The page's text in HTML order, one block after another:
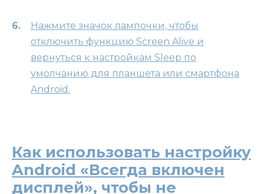
Нажмите значок лампочки, чтобы
отключить функцию Screen Alive и
вернуться к настройкам Sleep по
умолчанию для планшета или смартфона
Android.
Как использовать настройку
Android «Всегда включен
дисплей», чтобы не